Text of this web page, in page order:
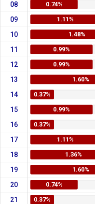
08
0.74%
09
1.11%
10
1.48%
11
0.99%
12
0.99%
13
1.60%
14
0.37%
15
0.99%
16
0.37%
17
1.11%
18
1.36%
19
1.60%
20
0.74%
21
0.37%